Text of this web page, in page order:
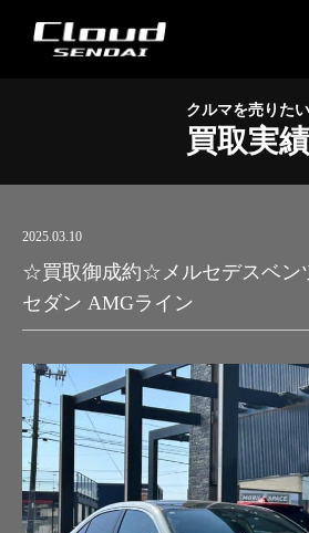
クルマを売りたい
買取実績
2025.03.10
☆買取御成約☆メルセデスベン
セダン AMGライン